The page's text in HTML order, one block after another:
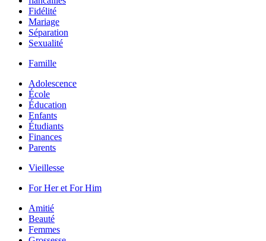
Fidélité
Mariage
Séparation
Sexualité
Famille
Adolescence
École
Éducation
Enfants
Étudiants
Finances
Parents
Vieillesse
For Her et For Him
Amitié
Beauté
Femmes